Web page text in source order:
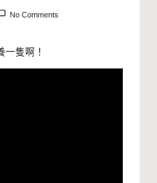
No Comments
一隻啊！